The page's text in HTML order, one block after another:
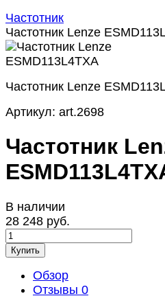
Частотник
Частотник Lenze
Частотник Lenze
Артикул: art.2698
Частотник
В наличии
28 248 руб.
Купить
Обзор
Отзывы 0